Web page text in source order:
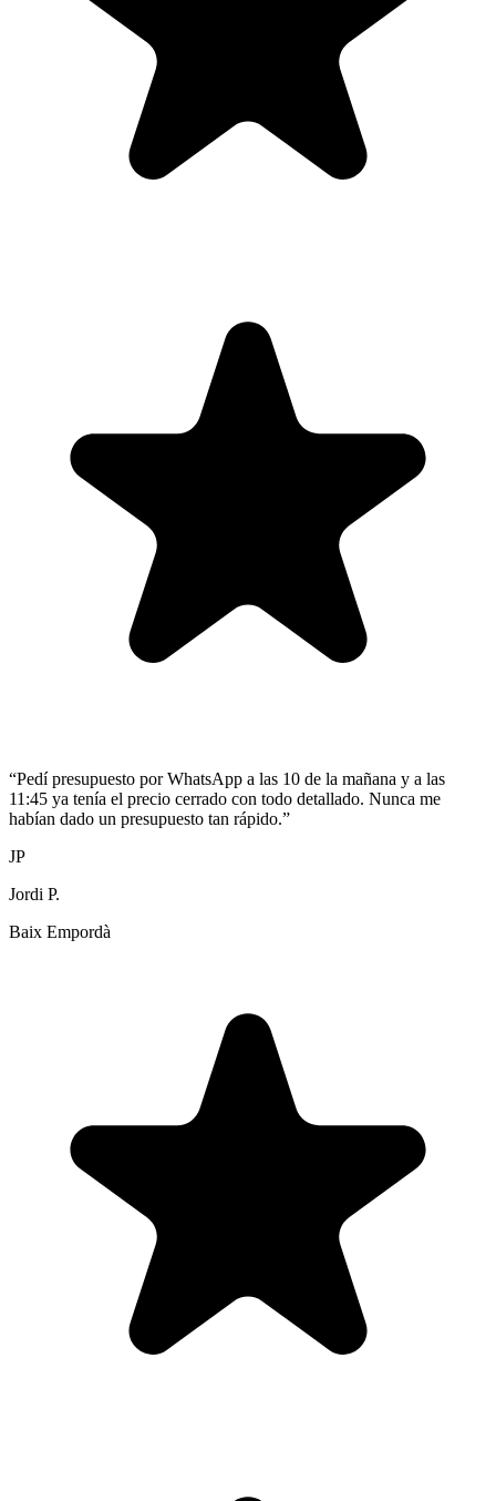
“Pedí presupuesto por WhatsApp a las 10 de la mañana y a las
11:45 ya tenía el precio cerrado con todo detallado. Nunca me
habían dado un presupuesto tan rápido.”
JP
Jordi P.
Baix Empordà